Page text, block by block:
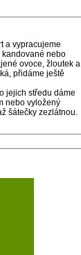
a vypracujeme
kandované nebo
ovoce, žloutek a
přidáme ještě
jejich středu dáme
nebo vyložený
šátečky zezlátnou.